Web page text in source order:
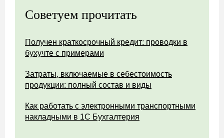
Советуем прочитать
Получен краткосрочный кредит: проводки в
бухучте с примерами
Затраты, включаемые в себестоимость
продукции: полный состав и виды
Как работать с электронными транспортными
накладными в 1С Бухгалтерия